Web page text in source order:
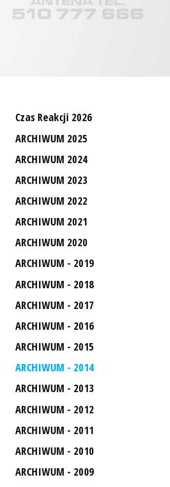
Czas Reakcji 2026
ARCHIWUM 2025
ARCHIWUM 2024
ARCHIWUM 2023
ARCHIWUM 2022
ARCHIWUM 2021
ARCHIWUM 2020
ARCHIWUM - 2019
ARCHIWUM - 2018
ARCHIWUM - 2017
ARCHIWUM - 2016
ARCHIWUM - 2015
ARCHIWUM - 2014
ARCHIWUM - 2013
ARCHIWUM - 2012
ARCHIWUM - 2011
ARCHIWUM - 2010
ARCHIWUM - 2009